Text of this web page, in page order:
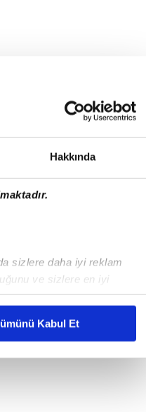
Hakkında
sizlere daha iyi reklam
ve sizlere en iyi
karşılamak
kullanılmaktadır. Bu
sunulması
Kabul Et